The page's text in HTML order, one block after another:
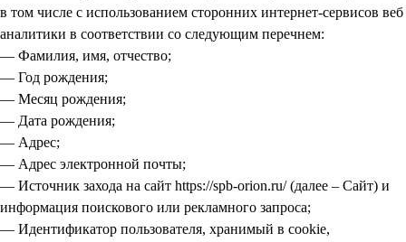
в том числе с использованием сторонних интернет-сервисов веб
аналитики в соответствии со следующим перечнем:
— Фамилия, имя, отчество;
— Год рождения;
— Месяц рождения;
— Дата рождения;
— Адрес;
— Адрес электронной почты;
— Источник захода на сайт https://spb-orion.ru/ (далее – Сайт) и
информация поискового или рекламного запроса;
— Идентификатор пользователя, хранимый в cookie,